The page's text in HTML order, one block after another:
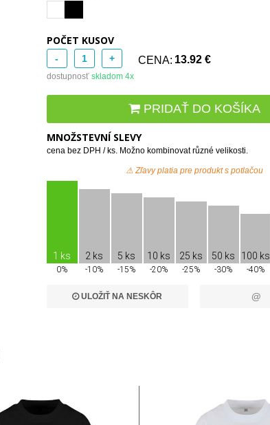
POČET KUSOV
- + CENA: 13.92 €
dostupnosťskladom 4x
PRIDAŤ DO KOŠÍKA
MNOŽSTEVNÍ SLEVY
cena bez DPH / ks. Možno kombinovat různé velikosti.
⚠ Zľavy platia pre produkt s potlačou
1 ks
0%
2 ks
-10%
5 ks
-15%
10 ks
-20%
25 ks
-25%
50 ks
-30%
100 ks
-40%
ULOŽIŤ NA NESKÔR @